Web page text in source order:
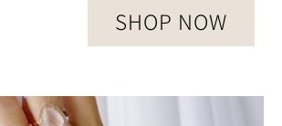
SHOP NOW